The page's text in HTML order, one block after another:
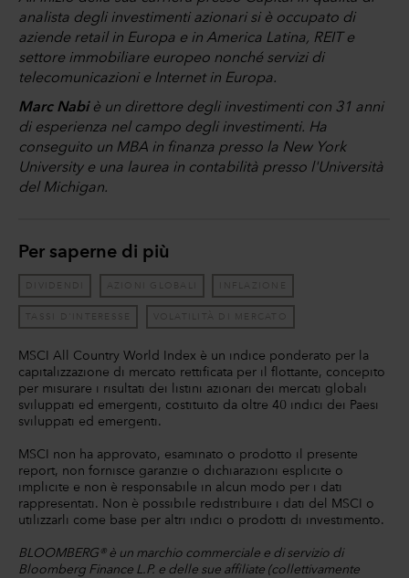
analista degli investimenti azionari si è occupato di
aziende retail in Europa e in America Latina, REIT e
settore immobiliare europeo nonché servizi di
telecomunicazioni e Internet in Europa.
Marc Nabiè un direttore degli investimenti con 31 anni
di esperienza nel campo degli investimenti. Ha
conseguito un MBA in finanza presso la New York
University e una laurea in contabilità presso l'Università
del Michigan.
Per saperne di più
DIVIDENDI AZIONI GLOBALI INFLAZIONE
TASSI D'INTERESSE VOLATILITÀ DI MERCATO
MSCI All Country World Index è un indice ponderato per la
capitalizzazione di mercato rettificata per il flottante, concepito
per misurare i risultati dei listini azionari dei mercati globali
sviluppati ed emergenti, costituito da oltre 40 indici dei Paesi
sviluppati ed emergenti.
MSCI non ha approvato, esaminato o prodotto il presente
report, non fornisce garanzie o dichiarazioni esplicite o
implicite e non è responsabile in alcun modo per i dati
rappresentati. Non è possibile redistribuire i dati del MSCI o
utilizzarli come base per altri indici o prodotti di investimento.
BLOOMBERG® è un marchio commerciale e di servizio di
Bloomberg Finance L.P. e delle sue affiliate (collettivamente